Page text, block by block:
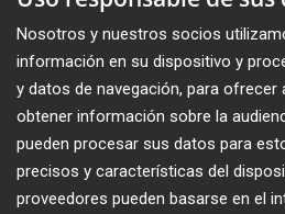
Nosotros y nuestros socios
información en su dispositivo y
y datos de navegación, para
obtener información sobre la
pueden procesar sus datos para
precisos y características del
proveedores pueden basarse en el